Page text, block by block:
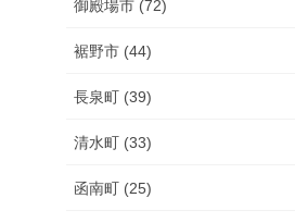
御殿場市 (72)
裾野市 (44)
長泉町 (39)
清水町 (33)
函南町 (25)